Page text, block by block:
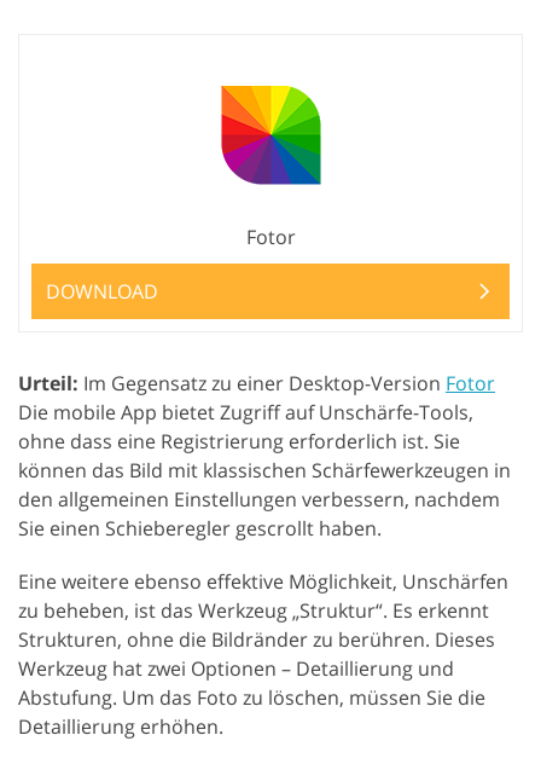
Fotor
DOWNLOAD
Urteil: Im Gegensatz zu einer Desktop-Version Fotor
Die mobile App bietet Zugriff auf Unschärfe-Tools,
ohne dass eine Registrierung erforderlich ist. Sie
können das Bild mit klassischen Schärfewerkzeugen in
den allgemeinen Einstellungen verbessern, nachdem
Sie einen Schieberegler gescrollt haben.
Eine weitere ebenso effektive Möglichkeit, Unschärfen
zu beheben, ist das Werkzeug „Struktur“. Es erkennt
Strukturen, ohne die Bildränder zu berühren. Dieses
Werkzeug hat zwei Optionen – Detaillierung und
Abstufung. Um das Foto zu löschen, müssen Sie die
Detaillierung erhöhen.